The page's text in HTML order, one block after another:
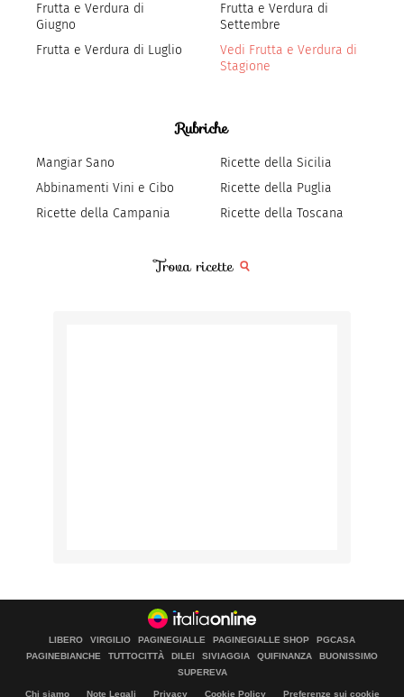
Frutta e Verdura di
Giugno
Frutta e Verdura di Luglio
Frutta e Verdura di
Settembre
Vedi Frutta e Verdura di
Stagione
Rubriche
Mangiar Sano
Abbinamenti Vini e Cibo
Ricette della Campania
Ricette della Sicilia
Ricette della Puglia
Ricette della Toscana
Trova ricette
LIBERO VIRGILIO PAGINEGIALLE PAGINEGIALLE SHOP
PGCASA
PAGINEBIANCHE
TUTTOCITTÀ DILEI SIVIAGGIA QUIFINANZA
BUONISSIMO
SUPEREVA
Chi siamo Note Legali Privacy Cookie Policy Preferenze sui cookie